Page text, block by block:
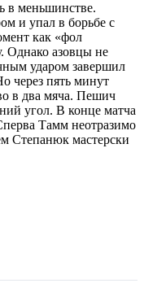
в меньшинстве.
и упал в борьбе с
как «фол
Однако азовцы не
ударом завершил
через пять минут
в два мяча. Пешич
угол. В конце матча
Тамм неотразимо
Степанюк мастерски